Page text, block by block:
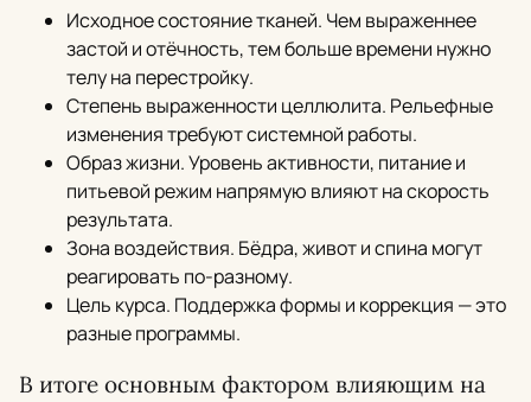
Исходное состояние тканей. Чем выраженнее
застой и отёчность, тем больше времени нужно
телу на перестройку.
Степень выраженности целлюлита. Рельефные
изменения требуют системной работы.
Образ жизни. Уровень активности, питание и
питьевой режим напрямую влияют на скорость
результата.
Зона воздействия. Бёдра, живот и спина могут
реагировать по-разному.
Цель курса. Поддержка формы и коррекция — это
разные программы.
В итоге основным фактором влияющим на